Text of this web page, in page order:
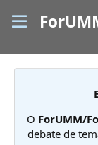
O ForUMM/
debate de